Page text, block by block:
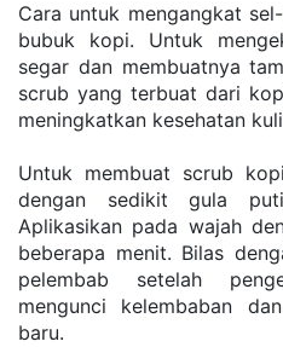
Cara untuk mengangkat
bubuk kopi. Untuk
segar dan membuatnya
scrub yang terbuat dari
meningkatkan kesehatan
Untuk membuat scrub
dengan sedikit gula
Aplikasikan pada wajah
beberapa menit. Bilas
pelembab setelah
mengunci kelembaban
baru.